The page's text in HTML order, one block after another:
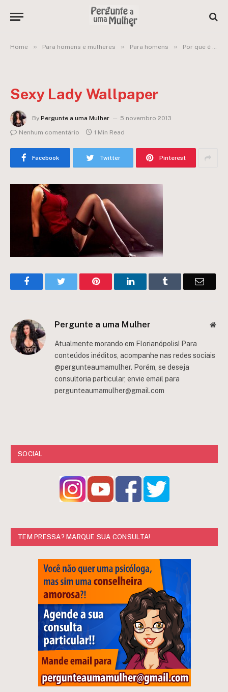
Home » Para homens e mulheres » Para homens » Por que é tão difícil achar uma mulher “puta na cama e dama na sociedade?”
Sexy Lady Wallpaper
By Pergunte a uma Mulher
5 novembro 2013
Nenhum comentário
1 Min Read
Facebook Twitter Pinterest
FacebookTwitter Pinterest LinkedInTumblr Email
Pergunte a uma Mulher
Atualmente morando em Florianópolis! Para
conteúdos inéditos, acompanhe nas redes sociais
@pergunteaumamulher. Porém, se deseja
consultoria particular, envie email para
pergunteaumamulher@gmail.com
SOCIAL
TEM PRESSA? MARQUE SUA CONSULTA!